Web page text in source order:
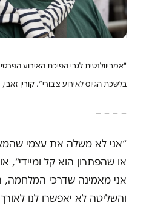
"אמביוולנטית לגבי הפיכת האירוע
בלשכת הגיוס לאירוע ציבורי״. קורין זאבי,
– – – –
״אני לא משלה את עצמי
או שהפתרון הוא קל ומיידי״,
אני מאמינה שדרכי המלחמה,
והשליטה לא יאפשרו לנו